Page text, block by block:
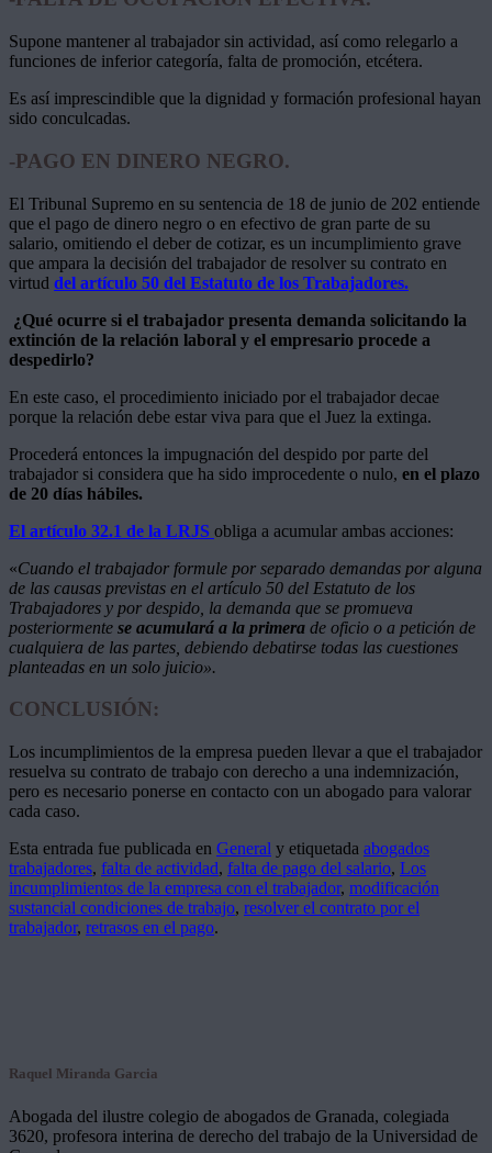
Supone mantener al trabajador sin actividad, así como relegarlo a
funciones de inferior categoría, falta de promoción, etcétera.
Es así imprescindible que la dignidad y formación profesional hayan
sido conculcadas.
-PAGO EN DINERO NEGRO.
El Tribunal Supremo en su sentencia de 18 de junio de 202 entiende
que el pago de dinero negro o en efectivo de gran parte de su
salario, omitiendo el deber de cotizar, es un incumplimiento grave
que ampara la decisión del trabajador de resolver su contrato en
virtud del artículo 50 del Estatuto de los Trabajadores.
¿Qué ocurre si el trabajador presenta demanda solicitando la
extinción de la relación laboral y el empresario procede a
despedirlo?
En este caso, el procedimiento iniciado por el trabajador decae
porque la relación debe estar viva para que el Juez la extinga.
Procederá entonces la impugnación del despido por parte del
trabajador si considera que ha sido improcedente o nulo, en el plazo
de 20 días hábiles.
El artículo 32.1 de la LRJS obliga a acumular ambas acciones:
«Cuando el trabajador formule por separado demandas por alguna
de las causas previstas en el artículo 50 del Estatuto de los
Trabajadores y por despido, la demanda que se promueva
posteriormente se acumulará a la primera de oficio o a petición de
cualquiera de las partes, debiendo debatirse todas las cuestiones
planteadas en un solo juicio».
CONCLUSIÓN:
Los incumplimientos de la empresa pueden llevar a que el trabajador
resuelva su contrato de trabajo con derecho a una indemnización,
pero es necesario ponerse en contacto con un abogado para valorar
cada caso.
Esta entrada fue publicada en General y etiquetada abogados
trabajadores, falta de actividad, falta de pago del salario, Los
incumplimientos de la empresa con el trabajador, modificación
sustancial condiciones de trabajo, resolver el contrato por el
trabajador, retrasos en el pago.
Raquel Miranda Garcia
Abogada del ilustre colegio de abogados de Granada, colegiada
3620, profesora interina de derecho del trabajo de la Universidad de